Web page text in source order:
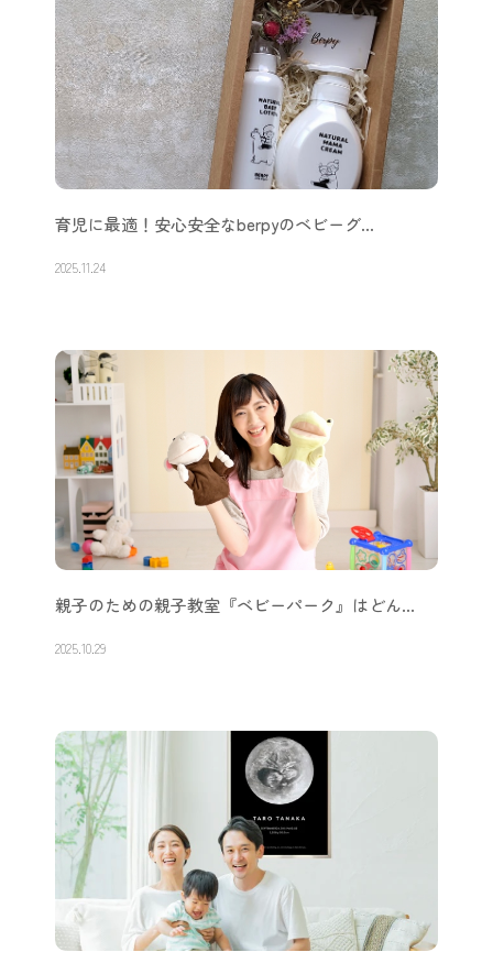
育児に最適！安心安全なberpyのベビーグ…
2025.11.24
親子のための親子教室『ベビーパーク』はどん…
2025.10.29